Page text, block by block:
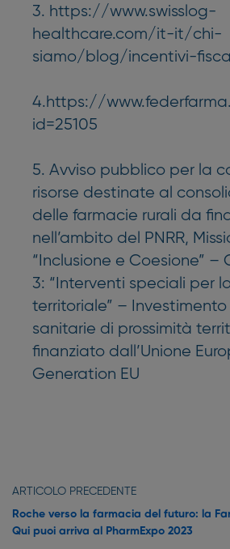
3. https://www.swisslog-
healthcare.com/it-it/chi-
siamo/blog/incentivi-
4.https://
id=25105
5. Avviso pubblico per la
risorse destinate al
delle farmacie rurali da
nell’ambito del PNRR,
“Inclusione e Coesione” –
3: “Interventi speciali per
territoriale” –
sanitarie di prossimità
finanziato dall’Unione
Generation EU
ARTICOLO PRECEDENTE
Roche verso la farmacia del futuro: la
Qui puoi arriva al PharmExpo 2023